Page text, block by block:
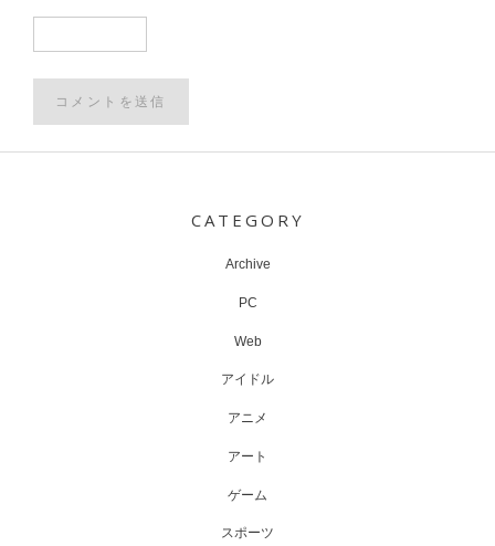
CATEGORY
Archive
PC
Web
アイドル
アニメ
アート
ゲーム
スポーツ